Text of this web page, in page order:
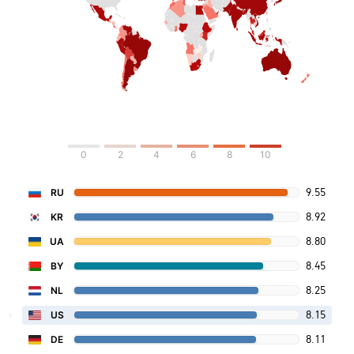
0 2 4 6 8 10
RU 9.55
KR 8.92
UA 8.80
BY 8.45
NL 8.25
US 8.15
DE 8.11